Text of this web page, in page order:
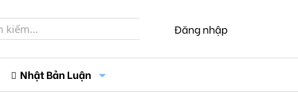
Đăng nhập
Nhật Bản Luận